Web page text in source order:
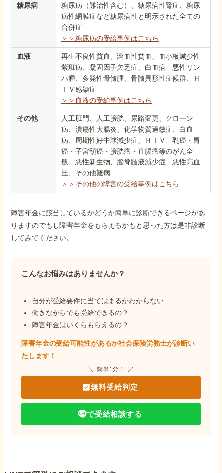
糖尿病
糖尿病（難治性含む）、糖尿病性腎症、糖尿
病性網膜症など糖尿病性と明示された全ての
合併症
＞＞糖尿病の受給事例はこちら
血液
再生不良性貧血、溶血性貧血、血小板減少性
紫班病、凝固因子欠乏症、白血病、悪性リン
パ腫、多発性骨髄腫、骨髄異形性症候群、Ｈ
ＩＶ感染症
＞＞血液の受給事例はこちら
その他
人工肛門、人工膀胱、尿路変更、クローン
病、潰瘍性大腸炎、化学物質過敏症、白血
病、周期性好中球減少症、ＨＩＶ、乳癌・胃
癌・子宮頸癌・膀胱癌・直腸癌等のがん全
般、悪性新生物、脳脊髄液減少症、悪性高血
圧、その他難病
＞＞その他の障害の受給事例はこちら
障害年金に該当しているかどうか簡単に診断できるページがあ
りますのでもし障害年金をもらえるかもと思った方は是非診断
してみてください。
こんなお悩みはありませんか？
自分が受給要件に当てはまるかわからない
働きながらでも受給できるの？
障害年金はいくらもらえるの？
障害年金の受給可能性があるか社会保険労務士が診断い
たします！
＼ 簡単1分！ ／
無料受給判定
で受給相談する